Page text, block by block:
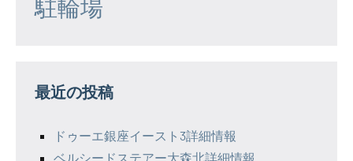
駐輪場
最近の投稿
ドゥーエ銀座イースト3詳細情報
ベルシードステアー大森北詳細情報